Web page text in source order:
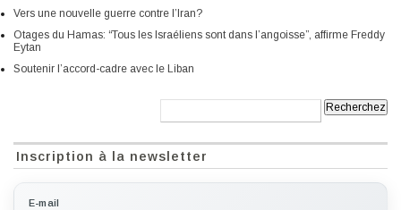
Vers une nouvelle guerre contre l’Iran?
Otages du Hamas: “Tous les Israéliens sont dans l’angoisse”, affirme Freddy
Eytan
Soutenir l’accord-cadre avec le Liban
Inscription à la newsletter
E-mail